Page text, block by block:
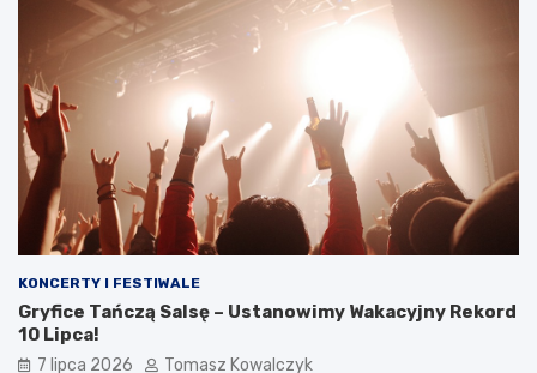
KONCERTY I FESTIWALE
Gryfice Tańczą Salsę – Ustanowimy Wakacyjny Rekord
10 Lipca!
7 lipca 2026 Tomasz Kowalczyk